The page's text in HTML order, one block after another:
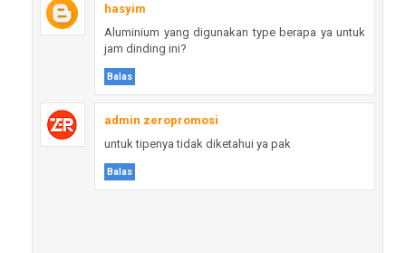
hasyim
Aluminium yang digunakan type berapa ya untuk
jam dinding ini?
Balas
admin zeropromosi
untuk tipenya tidak diketahui ya pak
Balas